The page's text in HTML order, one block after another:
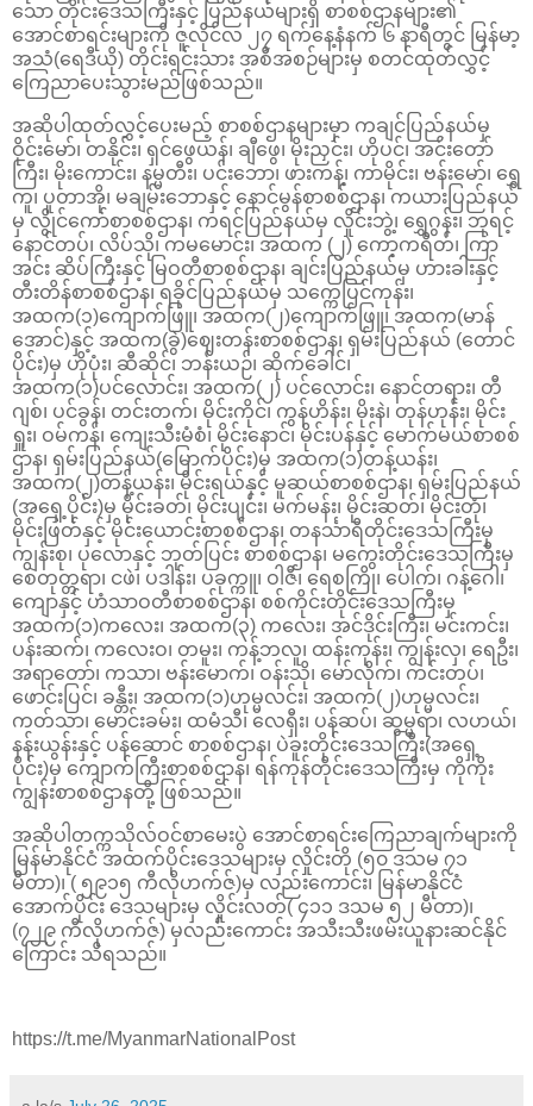
သော တိုင်းဒေသကြီးနှင့် ပြည်နယ်များရှိ စာစစ်ဌာနများ၏
အောင်စာရင်းများကို ဇူလိုင်လ ၂၇ ရက်နေ့နံနက် ၆ နာရီတွင် မြန်မာ့
အသံ(ရေဒီယို) တိုင်းရင်းသား အစီအစဉ်များမှ စတင်ထုတ်လွှင့်
ကြေညာပေးသွားမည်ဖြစ်သည်။
အဆိုပါထုတ်လွှင့်ပေးမည့် စာစစ်ဌာနများမှာ ကချင်ပြည်နယ်မှ
ဝိုင်းမော်၊ တနိုင်း၊ ရှင်ဖွေယန်၊ ချီဖွေ၊ မိုးညှင်း၊ ဟိုပင်၊ အင်းတော်
ကြီး၊ မိုးကောင်း၊ နမ္မတီး၊ ပင်းဘော၊ ဖားကန့်၊ ကာမိုင်း၊ ဗန်းမော်၊ ရွှေ
ကူ၊ ပူတာအို၊ မချမ်းဘောနှင့် နောင်မွန်စာစစ်ဌာန၊ ကယားပြည်နယ်
မှ လွိုင်ကော်စာစစ်ဌာန၊ ကရင်ပြည်နယ်မှ လှိုင်းဘွဲ့၊ ရွှေဂွန်း၊ ဘုရင့်
နောင်တပ်၊ လိပ်သို၊ ကမမောင်း၊ အထက (၂) ကော့ကရိတ်၊ ကြာ
အင်း ဆိပ်ကြီးနှင့် မြဝတီစာစစ်ဌာန၊ ချင်းပြည်နယ်မှ ဟားခါးနှင့်
တီးတိန်စာစစ်ဌာန၊ ရခိုင်ပြည်နယ်မှ သက္ကေပြင်ကုန်း၊
အထက(၁)ကျောက်ဖြူ၊ အထက(၂)ကျောက်ဖြူ၊ အထက(မာန်
အောင်)နှင့် အထက(ခွဲ)ဈေးတန်းစာစစ်ဌာန၊ ရှမ်းပြည်နယ် (တောင်
ပိုင်း)မှ ဟိုပုံး၊ ဆီဆိုင်၊ ဘန်းယဉ်၊ ဆိုက်ခေါင်၊
အထက(၁)ပင်လောင်း၊ အထက(၂) ပင်လောင်း၊ နောင်တရား၊ တီ
ဂျစ်၊ ပင်ခွန်၊ တင်းတက်၊ မိုင်းကိုင်၊ ကွန်ဟိန်း၊ မိုးနဲ၊ တုန်ဟုန်း၊ မိုင်း
ရှူး၊ ဝမ်ကန်၊ ကျေးသီးမံစံ၊ မိုင်းနောင်၊ မိုင်းပန်နှင့် မောက်မယ်စာစစ်
ဌာန၊ ရှမ်းပြည်နယ်(မြောက်ပိုင်း)မှ အထက(၁)တန့်ယန်း၊
အထက(၂)တန့်ယန်း၊ မိုင်းရယ်နှင့် မူဆယ်စာစစ်ဌာန၊ ရှမ်းပြည်နယ်
(အရှေ့ပိုင်း)မှ မိုင်းခတ်၊ မိုင်းပျင်း၊ မက်မန်း၊ မိုင်းဆတ်၊ မိုင်းတုံ၊
မိုင်းဖြတ်နှင့် မိုင်းယောင်းစာစစ်ဌာန၊ တနင်္သာရီတိုင်းဒေသကြီးမှ
ကျွန်းစု၊ ပုလောနှင့် ဘုတ်ပြင်း စာစစ်ဌာန၊ မကွေးတိုင်းဒေသကြီးမှ
စေတုတ္တရာ၊ ငဖဲ၊ ပဒါန်း၊ ပခုက္ကူ၊ ဝါဇီ၊ ရေစကြို၊ ပေါက်၊ ဂန့်ဂေါ၊
ကျောနှင့် ဟံသာဝတီစာစစ်ဌာန၊ စစ်ကိုင်းတိုင်းဒေသကြီးမှ
အထက(၁)ကလေး၊ အထက(၃) ကလေး၊ အင်ဒိုင်းကြီး၊ မင်းကင်း၊
ပန်းဆက်၊ ကလေးဝ၊ တမူး၊ ကန့်ဘလူ၊ ထန်းကုန်း၊ ကျွန်းလှ၊ ရေဦး၊
အရာတော်၊ ကသာ၊ ဗန်းမောက်၊ ဝန်းသို၊ မော်လိုက်၊ ကင်းတပ်၊
ဖောင်းပြင်၊ ခန္တီး၊ အထက(၁)ဟုမ္မလင်း၊ အထက(၂)ဟုမ္မလင်း၊
ကတ်သာ၊ မောင်းခမ်း၊ ထမံသီ၊ လေရှီး၊ ပန်ဆပ်၊ ဆွမ္မရာ၊ လဟယ်၊
နန်းယွန်းနှင့် ပန်ဆောင် စာစစ်ဌာန၊ ပဲခူးတိုင်းဒေသကြီး(အရှေ့
ပိုင်း)မှ ကျောက်ကြီးစာစစ်ဌာန၊ ရန်ကုန်တိုင်းဒေသကြီးမှ ကိုကိုး
ကျွန်းစာစစ်ဌာနတို့ ဖြစ်သည်။
အဆိုပါတက္ကသိုလ်ဝင်စာမေးပွဲ အောင်စာရင်းကြေညာချက်များကို
မြန်မာနိုင်ငံ အထက်ပိုင်းဒေသများမှ လှိုင်းတို (၅၀ ဒသမ ၇၁
မီတာ)၊ ( ၅၉၁၅ ကီလိုဟက်ဇ်)မှ လည်းကောင်း၊ မြန်မာနိုင်ငံ
အောက်ပိုင်း ဒေသများမှ လှိုင်းလတ်( ၄၁၁ ဒသမ ၅၂ မီတာ)၊
(၇၂၉ ကီလိုဟက်ဇ်) မှလည်းကောင်း အသီးသီးဖမ်းယူနားဆင်နိုင်
ကြောင်း သိရသည်။
https://t.me/MyanmarNationalPost